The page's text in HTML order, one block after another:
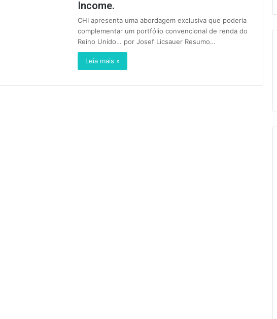
Income.
CHI apresenta uma abordagem exclusiva que poderia
complementar um portfólio convencional de renda do
Reino Unido… por Josef Licsauer Resumo…
Leia mais »